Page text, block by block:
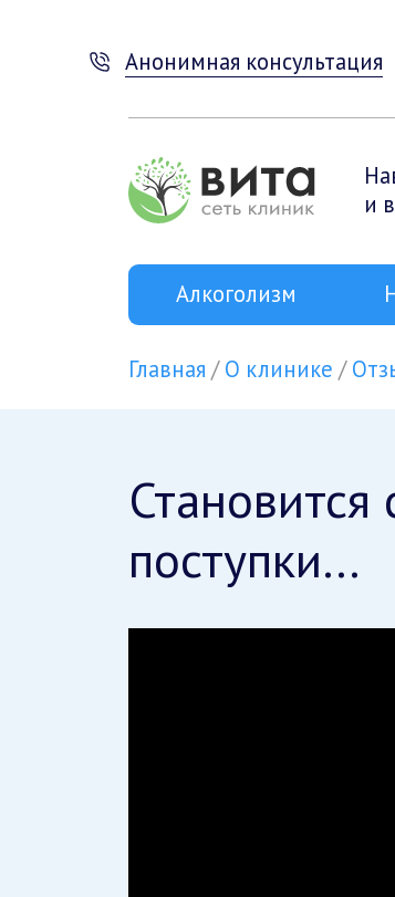
Анонимная консультация
и
Алкоголизм
Главная О клинике
поступки…